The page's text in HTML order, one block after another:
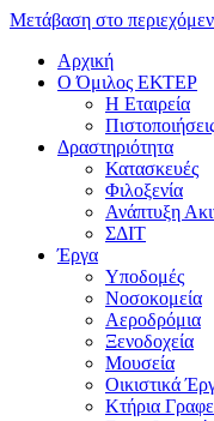
Μετάβαση στο
Αρχική
Ο Όμιλος ΕΚΤΕΡ
H Εταιρεία
Δραστηριότητα
Κατασκευές
Φιλοξενία
Ανάπτυξη
ΣΔΙΤ
Έργα
Υποδομές
Νοσοκομεία
Αεροδρόμια
Ξενοδοχεία
Μουσεία
Οικιστικά
Κτήρια